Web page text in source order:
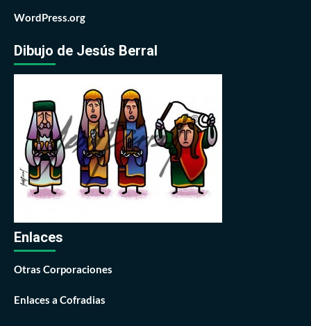
WordPress.org
Dibujo de Jesús Berral
Enlaces
Otras Corporaciones
Enlaces a Cofradias